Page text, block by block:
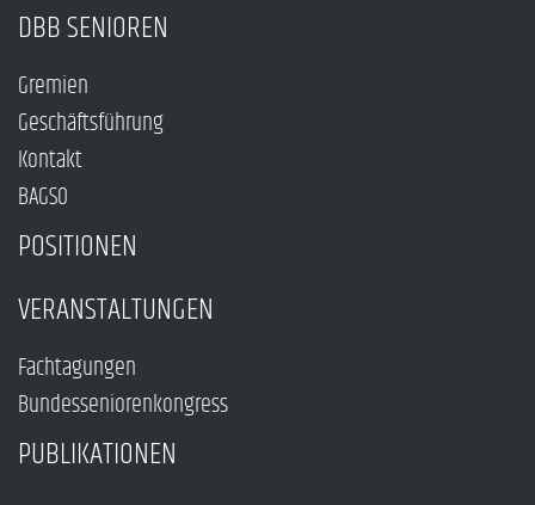
DBB SENIOREN
Gremien
Geschäftsführung
Kontakt
BAGSO
POSITIONEN
VERANSTALTUNGEN
Fachtagungen
Bundesseniorenkongress
PUBLIKATIONEN